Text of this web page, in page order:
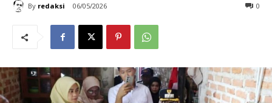
By redaksi 06/05/2026 0